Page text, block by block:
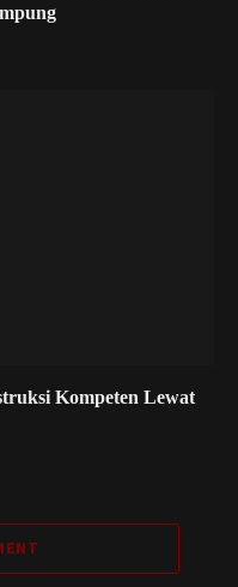
Kompeten Lewat